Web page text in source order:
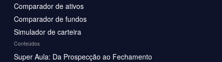
Comparador de ativos
Comparador de fundos
Simulador de carteira
Conteúdos
Super Aula: Da Prospecção ao Fechamento